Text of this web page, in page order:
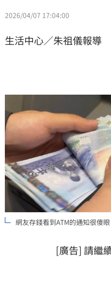
2026/04/07 17:04:00
生活中心／朱祖儀報導
網友存錢看到ATM的通知很傻
[廣告] 請繼